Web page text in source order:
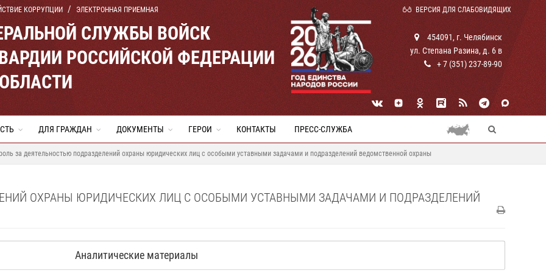
КОРРУПЦИИ ЭЛЕКТРОННАЯ ПРИЕМНАЯ ВЕРСИЯ ДЛЯ СЛАБОВИДЯЩИХ
СЛУЖБЫ ВОЙСК
РОССИЙСКОЙ ФЕДЕРАЦИИ
454091, г. Челябинск
ул. Степана Разина, д. 6 в
+ 7 (351) 237-89-90
ДЛЯ ГРАЖДАН ДОКУМЕНТЫ ГЕРОИ КОНТАКТЫ ПРЕСС-СЛУЖБА
за деятельностью подразделений охраны юридических лиц с особыми уставными задачами и подразделений ведомственной охраны
ОХРАНЫ ЮРИДИЧЕСКИХ ЛИЦ С ОСОБЫМИ УСТАВНЫМИ ЗАДАЧАМИ И ПОДРАЗДЕЛЕНИЙ
Аналитические материалы